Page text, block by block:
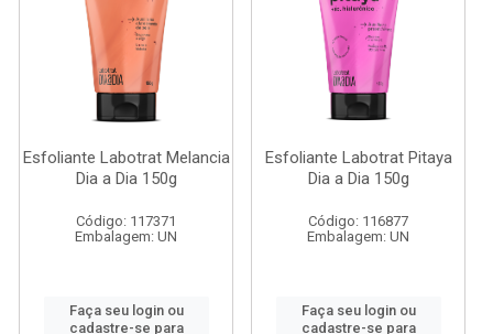
Esfoliante Labotrat Melancia
Dia a Dia 150g
Código: 117371
Embalagem: UN
Faça seu login ou
cadastre-se para
Esfoliante Labotrat Pitaya
Dia a Dia 150g
Código: 116877
Embalagem: UN
Faça seu login ou
cadastre-se para